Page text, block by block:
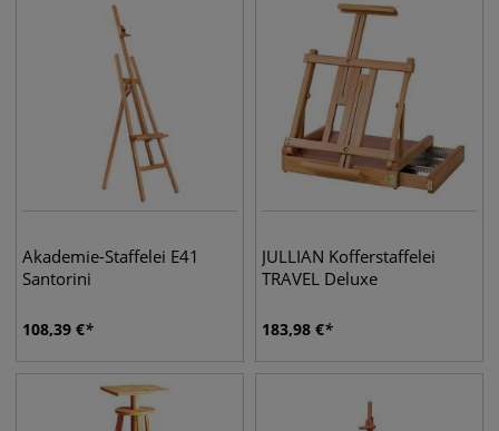
Akademie-Staffelei E41
Santorini
108,39 €
JULLIAN Kofferstaffelei
TRAVEL Deluxe
183,98 €